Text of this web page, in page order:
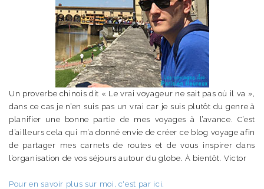
Un proverbe chinois dit « Le vrai voyageur ne sait pas où il va »,
dans ce cas je n’en suis pas un vrai car je suis plutôt du genre à
planifier une bonne partie de mes voyages à l’avance. C’est
d’ailleurs cela qui m’a donné envie de créer ce blog voyage afin
de partager mes carnets de routes et de vous inspirer dans
l’organisation de vos séjours autour du globe. À bientôt. Victor
Pour en savoir plus sur moi, c'est par ici.